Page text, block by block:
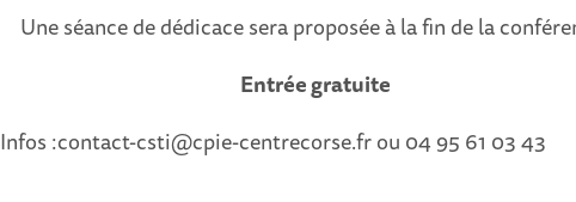
Une séance de dédicace sera proposée à la fin de la
Entrée gratuite
Infos :contact-csti@cpie-centrecorse.fr ou 04 95 61 03 43